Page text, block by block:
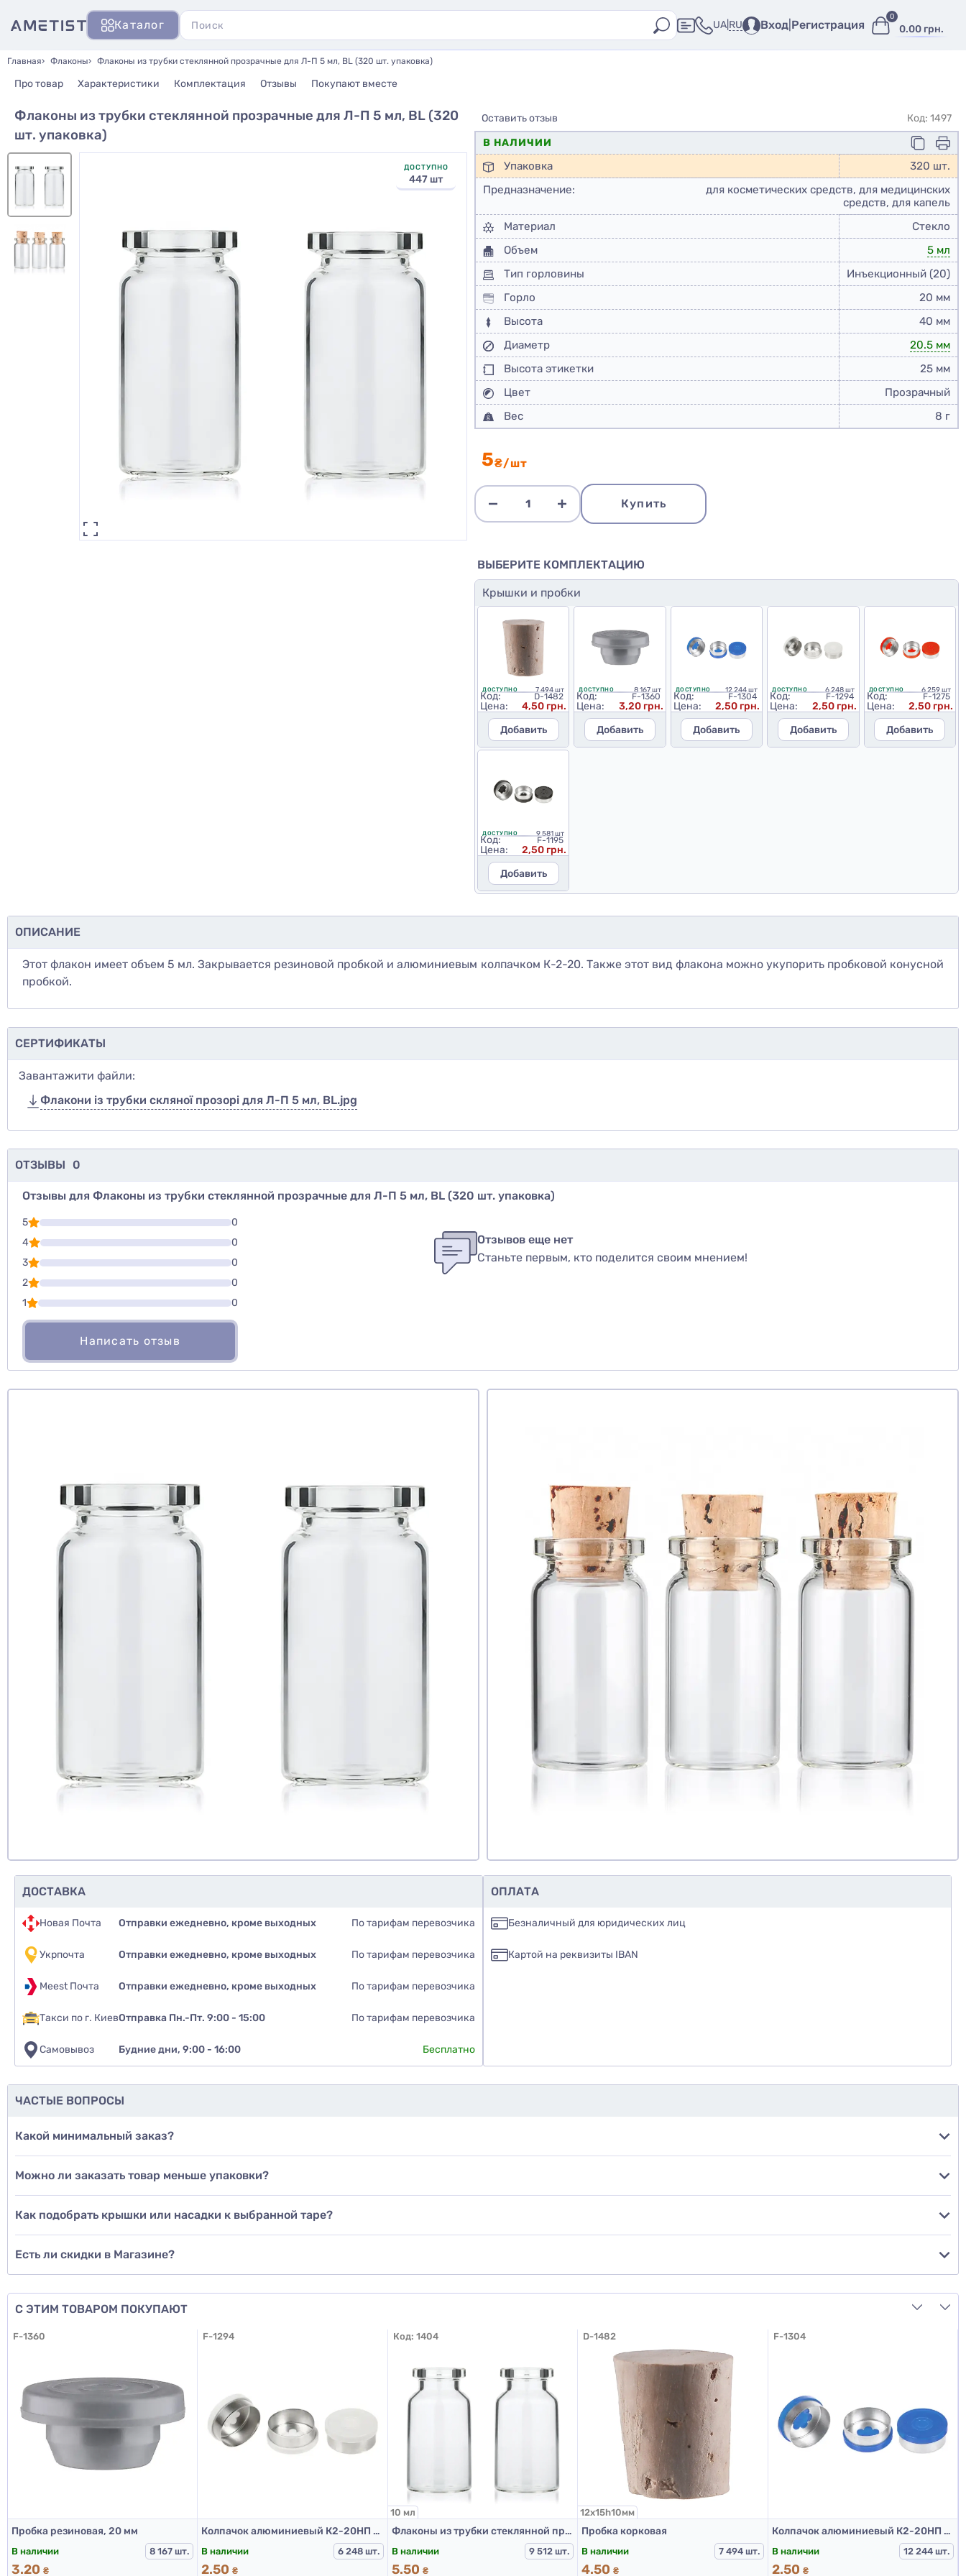
Каталог UA RU Вход Регистрация 0.00 грн.
0
Главная Флаконы Флаконы из трубки стеклянной прозрачные для Л-П 5 мл, BL (320 шт. упаковка)
Про товар Характеристики Комплектация Отзывы Покупают вместе
Флаконы из трубки стеклянной прозрачные для Л-П 5 мл, BL (320
шт. упаковка)
ДОСТУПНО
447 шт
5₴/шт
Купить
Оставить отзыв
Код: 1497
В НАЛИЧИИ
Упаковка
320 шт.
Предназначение:
для косметических средств, для медицинских
средств, для капель
Материал
Стекло
Объем
5 мл
Тип горловины
Инъекционный (20)
Горло
20 мм
Высота
40 мм
Диаметр
20.5 мм
Высота этикетки
25 мм
Цвет
Прозрачный
Вес
8 г
ВЫБЕРИТЕ КОМПЛЕКТАЦИЮ
Крышки и пробки
ДОСТУПНО 7 494 шт
Код: D-1482
Цена:
4,50 грн.
Добавить
ДОСТУПНО 8 167 шт
Код: F-1360
Цена:
3,20 грн.
Добавить
ДОСТУПНО 12 244 шт
Код: F-1304
Цена:
2,50 грн.
Добавить
ДОСТУПНО 6 248 шт
Код: F-1294
Цена:
2,50 грн.
Добавить
ДОСТУПНО 6 259 шт
Код: F-1275
Цена:
2,50 грн.
Добавить
ДОСТУПНО 9 581 шт
Код: F-1195
Цена:
2,50 грн.
Добавить
ОПИСАНИЕ
Этот флакон имеет объем 5 мл. Закрывается резиновой пробкой и алюминиевым колпачком К-2-20. Также этот вид флакона можно укупорить пробковой конусной
пробкой.
СЕРТИФИКАТЫ
Завантажити файли:
Флакони із трубки скляної прозорі для Л-П 5 мл, BL.jpg
ОТЗЫВЫ 0
Отзывы для Флаконы из трубки стеклянной прозрачные для Л-П 5 мл, BL (320 шт. упаковка)
5
0
4
0
3
0
2
0
1
0
Написать отзыв
да
Добавить отзыв
Отзывов еще нет
Станьте первым, кто поделится своим мнением!
ДОСТАВКА
Новая Почта Отправки ежедневно, кроме выходных По тарифам перевозчика
Укрпочта Отправки ежедневно, кроме выходных По тарифам перевозчика
Meest Почта Отправки ежедневно, кроме выходных По тарифам перевозчика
Такси по г. КиевОтправка Пн.-Пт. 9:00 - 15:00 По тарифам перевозчика
Самовывоз Будние дни, 9:00 - 16:00 Бесплатно
ОПЛАТА
Безналичный для юридических лиц
Картой на реквизиты IBAN
ЧАСТЫЕ ВОПРОСЫ
Какой минимальный заказ?
Можно ли заказать товар меньше упаковки?
Как подобрать крышки или насадки к выбранной таре?
Есть ли скидки в Магазине?
С ЭТИМ ТОВАРОМ ПОКУПАЮТ
F-1360
Пробка резиновая, 20 мм
В наличии 8 167 шт.
3.20 ₴
F-1294
Колпачок алюминиевый К2-20НП Белый
В наличии 6 248 шт.
2.50₴
Код: 1404
10 мл
Флаконы из трубки стеклянной прозрачные для Л-П, 10 мл (ISO)
В наличии 9 512 шт.
5.50 ₴
D-1482
12х15h10мм
Пробка корковая
В наличии 7 494 шт.
4.50₴
F-1304
Колпачок алюминиевый К2-20НП Синий
В наличии 12 244 шт.
2.50 ₴